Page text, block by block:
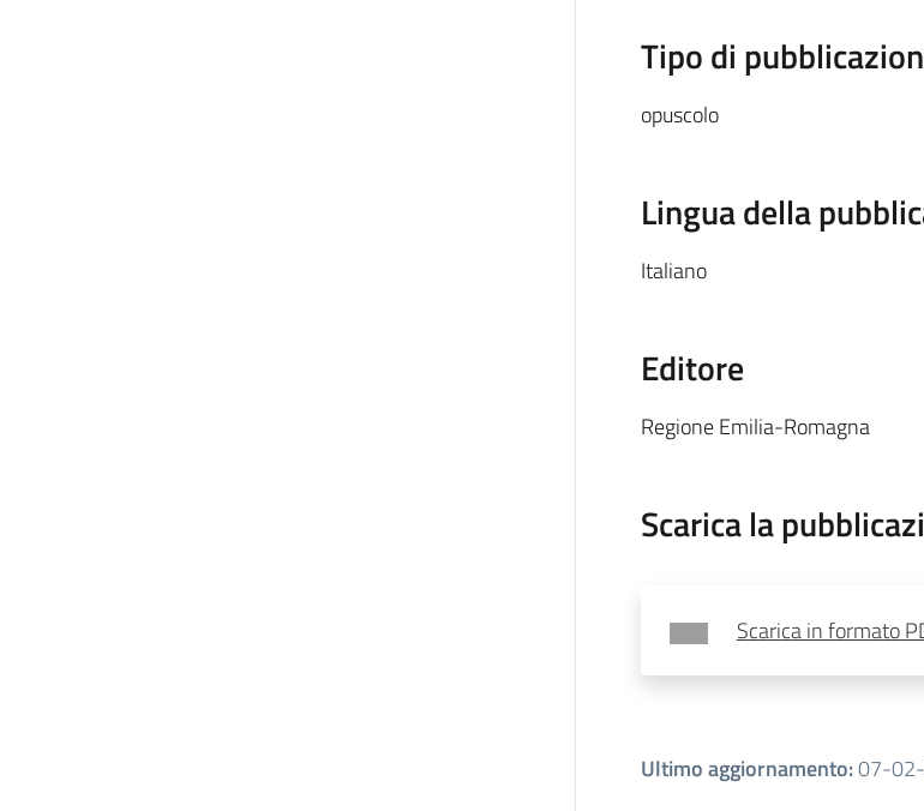
Tipo di
opuscolo
Lingua della
Italiano
Editore
Regione Emilia-Romagna
Scarica la
Scarica in formato
Ultimo aggiornamento:07-